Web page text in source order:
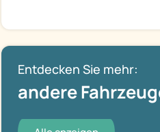
Entdecken Sie mehr:
andere